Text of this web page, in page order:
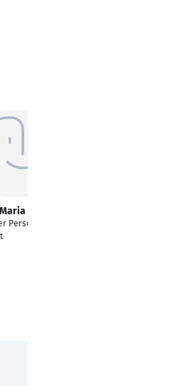
Gareis
Personal und